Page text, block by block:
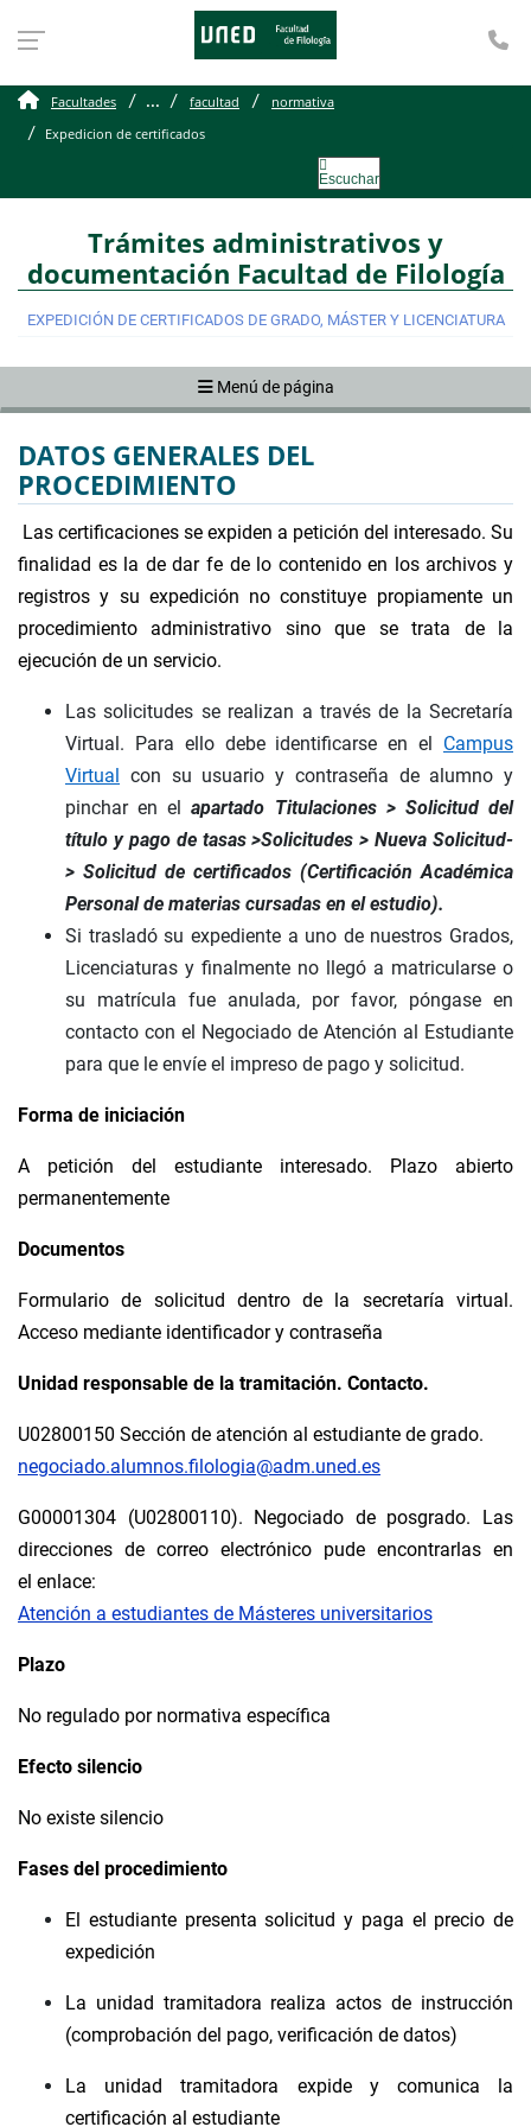
Expedicion de
Facultades ... facultad
normativa
Expedicion de certificados
Escuchar
Trámites administrativos y
documentación Facultad de Filología
EXPEDICIÓN DE CERTIFICADOS DE GRADO, MÁSTER Y LICENCIATURA
Menú de página
DATOS GENERALES DEL
PROCEDIMIENTO
Las certificaciones se expiden a petición del interesado. Su
finalidad es la de dar fe de lo contenido en los archivos y
registros y su expedición no constituye propiamente un
procedimiento administrativo sino que se trata de la
ejecución de un servicio.
Las solicitudes se realizan a través de la Secretaría
Virtual. Para ello debe identificarse en el Campus
Virtual con su usuario y contraseña de alumno y
pinchar en elapartado Titulaciones > Solicitud del
título y pago de tasas >Solicitudes > Nueva Solicitud-
> Solicitud de certificados (Certificación Académica
Personal de materias cursadas en el estudio).
Si trasladó su expediente a uno de nuestros Grados,
Licenciaturas y finalmente no llegó a matricularse o
su matrícula fue anulada, por favor, póngase en
contacto con el Negociado de Atención al Estudiante
para que le envíe el impreso de pago y solicitud.
Forma de iniciación
A petición del estudiante interesado. Plazo abierto
permanentemente
Documentos
Formulario de solicitud dentro de la secretaría virtual.
Acceso mediante identificador y contraseña
Unidad responsable de la tramitación. Contacto.
U02800150 Sección de atención al estudiante de grado.
negociado.alumnos.filologia@adm.uned.es
G00001304 (U02800110). Negociado de posgrado. Las
direcciones de correo electrónico pude encontrarlas en
el enlace:
Atención a estudiantes de Másteres universitarios
Plazo
No regulado por normativa específica
Efecto silencio
No existe silencio
Fases del procedimiento
El estudiante presenta solicitud y paga el precio de
expedición
La unidad tramitadora realiza actos de instrucción
(comprobación del pago, verificación de datos)
La unidad tramitadora expide y comunica la
certificación al estudiante